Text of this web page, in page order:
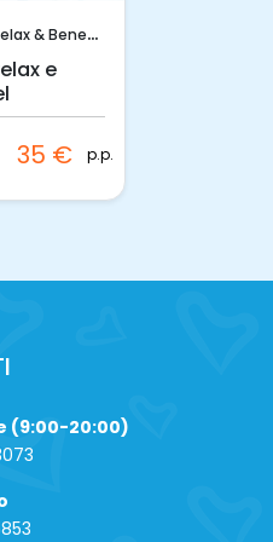
& Benessere
e
35 € p.p.
(9:00-20:00)